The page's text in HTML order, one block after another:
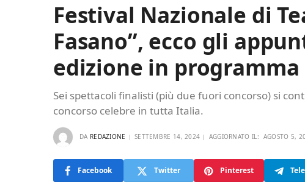
Festival Nazionale di
Fasano”, ecco gli
edizione in
Sei spettacoli finalisti (più due fuori concorso) si
concorso celebre in tutta Italia.
DA REDAZIONE SETTEMBRE 14, 2024 AGGIORNATO IL: AGOSTO 5,
Facebook Twitter Pinterest